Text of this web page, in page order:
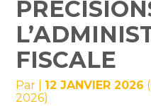
FISCALE
Par 12 JANVIER 2026
2026)